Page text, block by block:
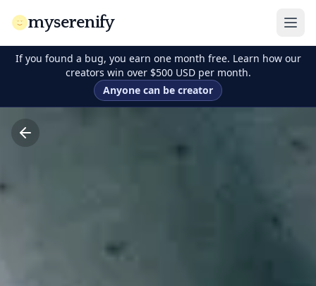
myserenify
If you found a bug, you earn one month free. Learn how our
creators win over $500 USD per month.
Anyone can be creator